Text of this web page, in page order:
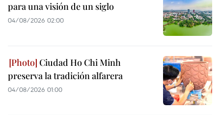
para una visión de un siglo
04/08/2026 02:00
Ciudad Ho Chi Minh
preserva la tradición alfarera
04/08/2026 01:00